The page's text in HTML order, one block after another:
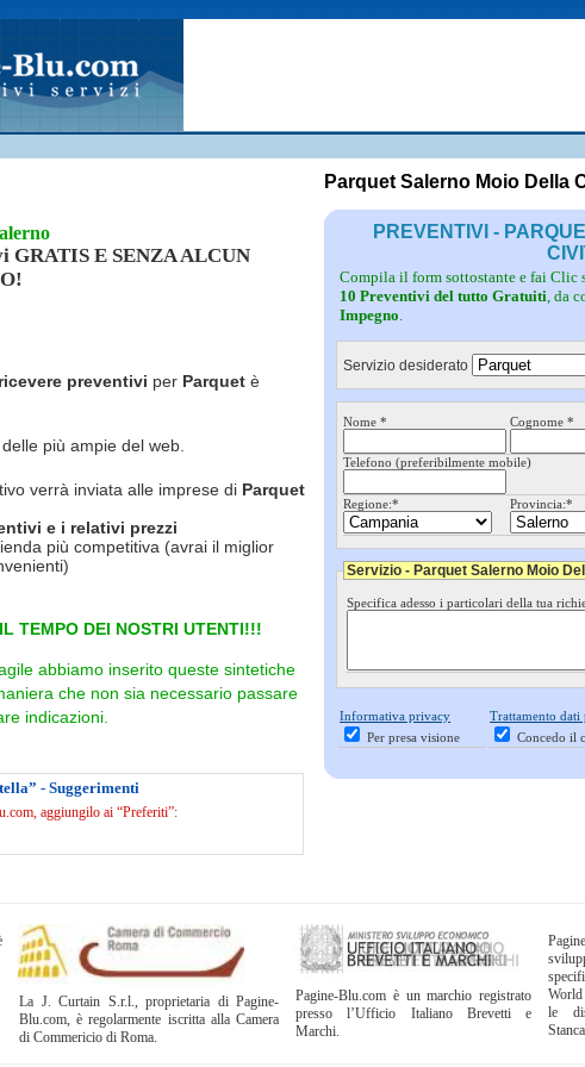
Giardinieri
Idraulici
Parquet
GRATIS E SENZA ALCUN
ricevere preventivi per Parquetè
più ampie del web.
verrà inviata alle imprese di Parquet
e i relativi prezzi
più competitiva (avrai il miglior
TEMPO DEI NOSTRI UTENTI!!!
abbiamo inserito queste sintetiche
che non sia necessario passare
indicazioni.
- Suggerimenti
aggiungilo ai “Preferiti”:
Parquet Salerno Moio Della
PREVENTIVI -
Compila il form sottostante e fai Clic
10 Preventivi del tutto Gratuiti, da
Impegno.
Servizio desiderato
Nome * Cognome *
Telefono (preferibilmente mobile)
Regione:* Provincia:*
Servizio - Parquet Salerno Moio
Specifica adesso i particolari della tua
Informativa privacy
Per presa visione
Trattamento dati
Concedo il
La J. Curtain S.r.l., proprietaria di Pagine-
Blu.com, è regolarmente iscritta alla Camera
di Commericio di Roma.
Pagine-Blu.com è un marchio registrato
presso l’Ufficio Italiano Brevetti e
Marchi.
le